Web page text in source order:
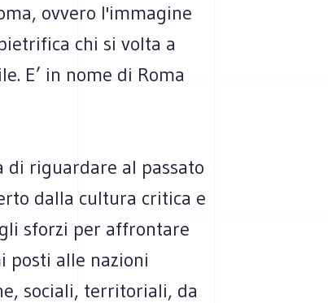
ovvero l'immagine
chi si volta a
E’ in nome di Roma
di riguardare al passato
dalla cultura critica e
sforzi per affrontare
posti alle nazioni
sociali, territoriali, da